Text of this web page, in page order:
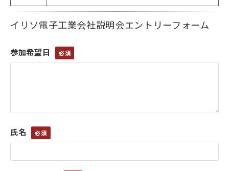
イリソ電子工業会社説明会エントリーフォーム
参加希望日
氏名